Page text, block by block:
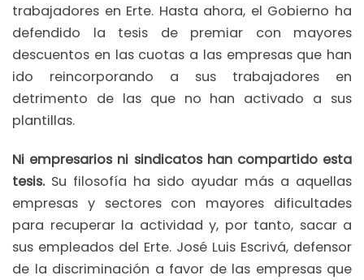
trabajadores en Erte. Hasta ahora, el Gobierno ha
defendido la tesis de premiar con mayores
descuentos en las cuotas a las empresas que han
ido reincorporando a sus trabajadores en
detrimento de las que no han activado a sus
plantillas.
Ni empresarios ni sindicatos han compartido esta
tesis. Su filosofía ha sido ayudar más a aquellas
empresas y sectores con mayores dificultades
para recuperar la actividad y, por tanto, sacar a
sus empleados del Erte. José Luis Escrivá, defensor
de la discriminación a favor de las empresas que